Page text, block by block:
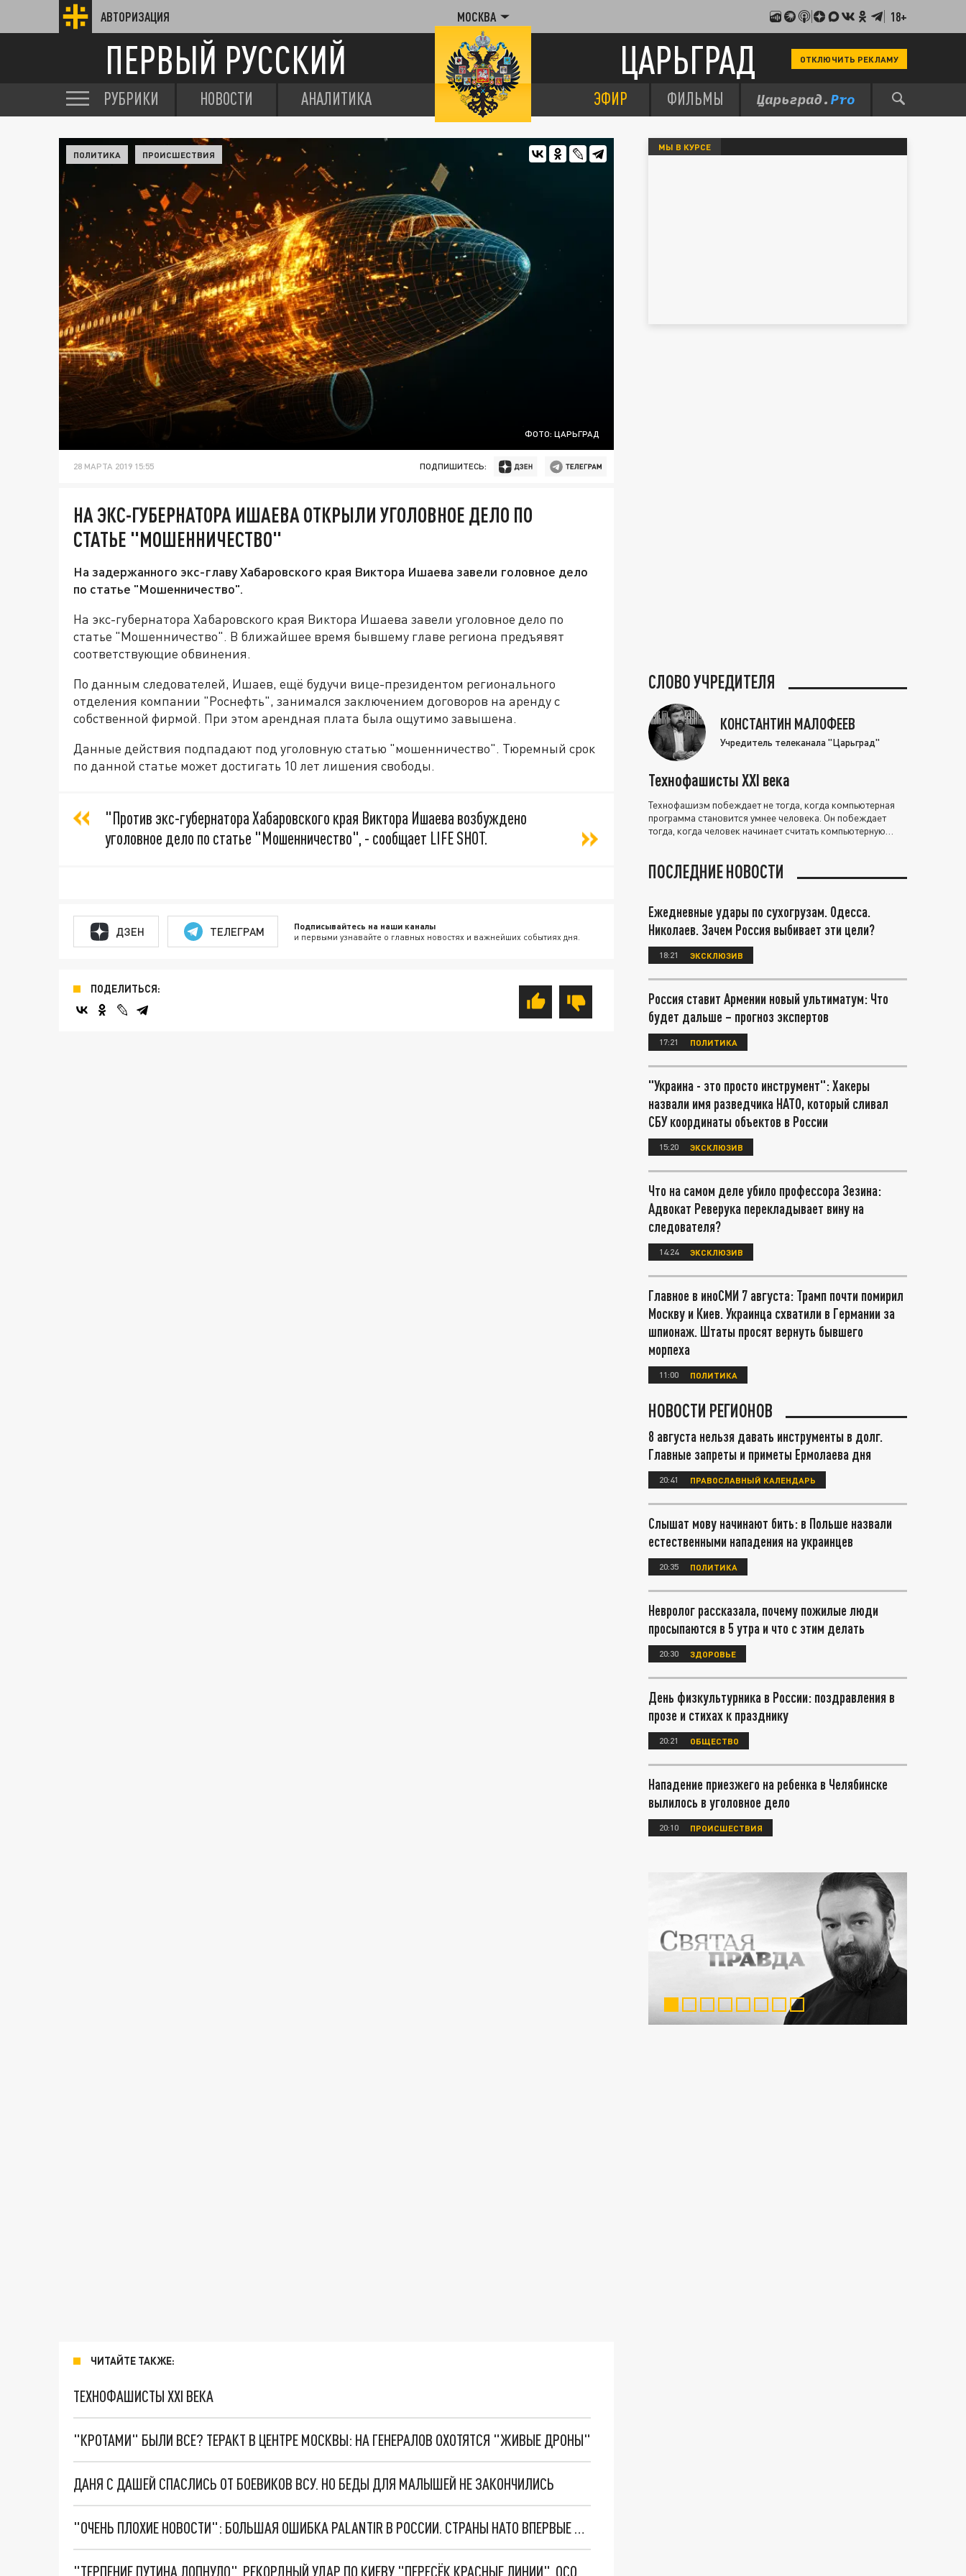
АВТОРИЗАЦИЯ МОСКВА 18+
ПЕРВЫЙ РУССКИЙ ЦАРЬГРАД ОТКЛЮЧИТЬ РЕКЛАМУ
РУБРИКИ НОВОСТИ АНАЛИТИКА ЭФИР ФИЛЬМЫ
ФОТО: ЦАРЬГРАД
ПОЛИТИКА ПРОИСШЕСТВИЯ
28 МАРТА 2019 15:55 ПОДПИШИТЕСЬ:
НА ЭКС-ГУБЕРНАТОРА ИШАЕВА ОТКРЫЛИ УГОЛОВНОЕ ДЕЛО ПО
СТАТЬЕ "МОШЕННИЧЕСТВО"
На задержанного экс-главу Хабаровского края Виктора Ишаева завели головное дело
по статье "Мошенничество".
На экс-губернатора Хабаровского края Виктора Ишаева завели уголовное дело по
статье "Мошенничество". В ближайшее время бывшему главе региона предъявят
соответствующие обвинения.
По данным следователей, Ишаев, ещё будучи вице-президентом регионального
отделения компании "Роснефть", занимался заключением договоров на аренду с
собственной фирмой. При этом арендная плата была ощутимо завышена.
Данные действия подпадают под уголовную статью "мошенничество". Тюремный срок
по данной статье может достигать 10 лет лишения свободы.
"Против экс-губернатора Хабаровского края Виктора Ишаева возбуждено
уголовное дело по статье "Мошенничество", - сообщает LIFE SHOT.
ДЗЕН ТЕЛЕГРАМ Подписывайтесь на наши каналы
и первыми узнавайте о главных новостях и важнейших событиях дня.
ПОДЕЛИТЬСЯ:
ЧИТАЙТЕ ТАКЖЕ:
ТЕХНОФАШИСТЫ XXI ВЕКА
"КРОТАМИ" БЫЛИ ВСЕ? ТЕРАКТ В ЦЕНТРЕ МОСКВЫ: НА ГЕНЕРАЛОВ ОХОТЯТСЯ "ЖИВЫЕ ДРОНЫ"
ДАНЯ С ДАШЕЙ СПАСЛИСЬ ОТ БОЕВИКОВ ВСУ. НО БЕДЫ ДЛЯ МАЛЫШЕЙ НЕ ЗАКОНЧИЛИСЬ
"ОЧЕНЬ ПЛОХИЕ НОВОСТИ": БОЛЬШАЯ ОШИБКА PALANTIR В РОССИИ. СТРАНЫ НАТО ВПЕРВЫЕ ЗА СВО ОСТАНОВИЛИ ПОСТАВКИ ОРУЖИЯ. ВСУ ТЕРЯЮТ ПРИГРАНИЧЬЕ?
МЫ В КУРСЕ
СЛОВО УЧРЕДИТЕЛЯ
КОНСТАНТИН МАЛОФЕЕВ
Учредитель телеканала "Царьград"
Технофашисты XXI века
Технофашизм побеждает не тогда, когда компьютерная
программа становится умнее человека. Он побеждает
тогда, когда человек начинает считать компьютерную
ПОСЛЕДНИЕ НОВОСТИ
Ежедневные удары по сухогрузам. Одесса.
Николаев. Зачем Россия выбивает эти цели?
18:21 ЭКСКЛЮЗИВ
Россия ставит Армении новый ультиматум: Что
будет дальше – прогноз экспертов
17:21 ПОЛИТИКА
"Украина - это просто инструмент": Хакеры
назвали имя разведчика НАТО, который сливал
СБУ координаты объектов в России
15:20 ЭКСКЛЮЗИВ
Что на самом деле убило профессора Зезина:
Адвокат Реверука перекладывает вину на
следователя?
14:24 ЭКСКЛЮЗИВ
Главное в иноСМИ 7 августа: Трамп почти помирил
Москву и Киев. Украинца схватили в Германии за
шпионаж. Штаты просят вернуть бывшего
морпеха
11:00 ПОЛИТИКА
НОВОСТИ РЕГИОНОВ
8 августа нельзя давать инструменты в долг.
Главные запреты и приметы Ермолаева дня
20:41 ПРАВОСЛАВНЫЙ КАЛЕНДАРЬ
Слышат мову начинают бить: в Польше назвали
естественными нападения на украинцев
20:35 ПОЛИТИКА
Невролог рассказала, почему пожилые люди
просыпаются в 5 утра и что с этим делать
20:30 ЗДОРОВЬЕ
День физкультурника в России: поздравления в
прозе и стихах к празднику
20:21 ОБЩЕСТВО
Нападение приезжего на ребенка в Челябинске
вылилось в уголовное дело
20:10 ПРОИСШЕСТВИЯ